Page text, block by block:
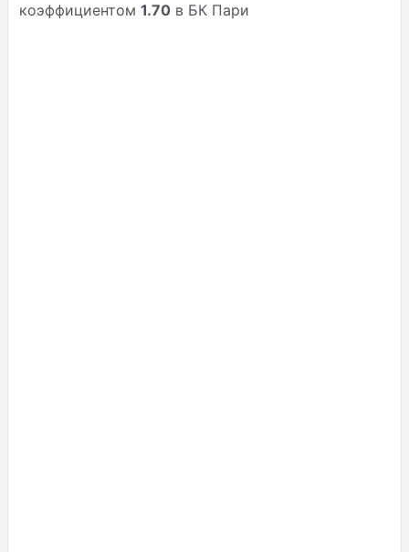
коэффициентом 1.70 в БК Пари